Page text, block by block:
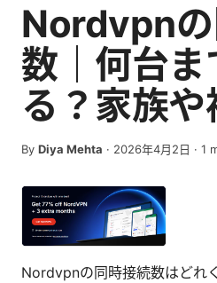
Nordvpn
数｜何台ま
る？家族
By Diya Mehta · 2026年4月2日 · 1
Nordvpnの同時接続数はどれ